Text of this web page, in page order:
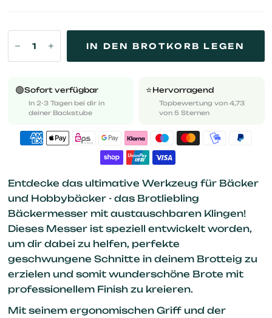
IN DEN BROTKORB LEGEN
🟢Sofort verfügbar
In 2-3 Tagen bei dir in
deiner Backstube
⭐️Hervorragend
Topbewertung von 4,73
von 5 Sternen
Entdecke das ultimative Werkzeug für Bäcker
und Hobbybäcker - das Brotliebling
Bäckermesser mit austauschbaren Klingen!
Dieses Messer ist speziell entwickelt worden,
um dir dabei zu helfen, perfekte
geschwungene Schnitte in deinem Brotteig zu
erzielen und somit wunderschöne Brote mit
professionellem Finish zu kreieren.
Mit seinem ergonomischen Griff und der